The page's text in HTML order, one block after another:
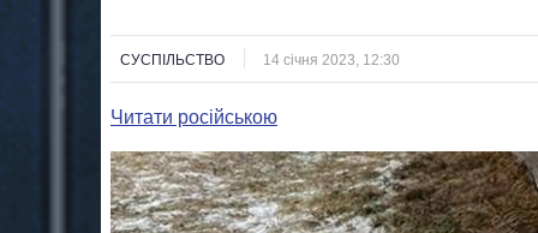
СУСПІЛЬСТВО 14 січня 2023, 12:30
Читати російською